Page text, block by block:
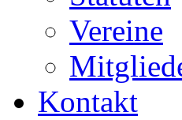
Vereine
Kontakt